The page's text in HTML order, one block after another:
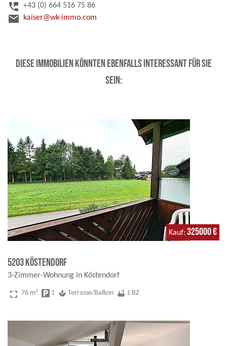
perm_phone_msg +43 (0) 664 516 75 86
email kaiser@wk-immo.com
Diese Immobilien könnten ebenfalls interessant für Sie
sein:
Kauf 325000 €
5203 Köstendorf
3-Zimmer-Wohnung in Köstendorf
fullscreen 76 m² local_parking 1 spa Terrasse/Balkon bathtub 1 BZ